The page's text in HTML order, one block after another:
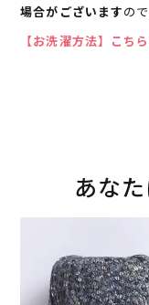
場合がございますの
【お洗濯方法】こち
あな